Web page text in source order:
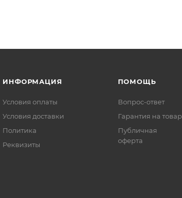
ИНФОРМАЦИЯ
Условия оплаты
Условия доставки
Политика
Реквизиты
ПОМОЩЬ
Вопрос-ответ
Гарантия на товар
Публичная
оферта